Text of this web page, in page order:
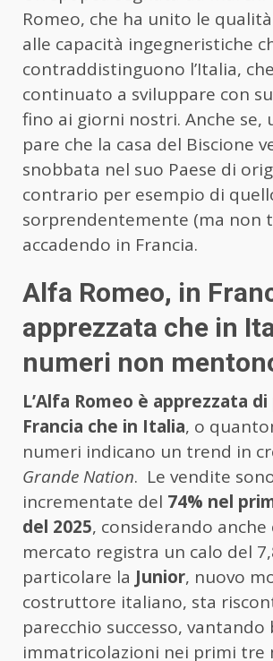
Romeo, che ha unito le
alle capacità ingegneristiche
contraddistinguono l’Italia,
continuato a sviluppare con
fino ai giorni nostri. Anche se,
pare che la casa del Biscione
snobbata nel suo Paese di
contrario per esempio di
sorprendentemente (ma non
accadendo in Francia.
Alfa Romeo, in
apprezzata che in
numeri non
L’Alfa Romeo è apprezzata
Francia che in Italia, o
numeri indicano un trend in
Grande Nation. Le vendite
incrementate del 74% nel
del 2025, considerando anche
mercato registra un calo del
particolare la Junior, nuovo
costruttore italiano, sta
parecchio successo, vantando
immatricolazioni nei primi tre